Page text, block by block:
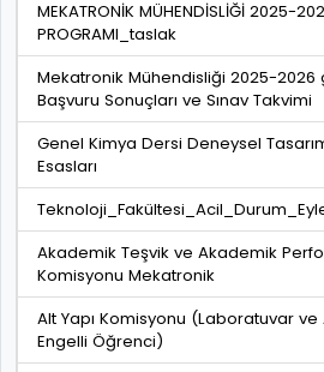
MEKATRONİK MÜHENDİSLİĞİ 2025-
PROGRAMI_taslak
Mekatronik Mühendisliği 2025-2026
Başvuru Sonuçları ve Sınav Takvimi
Genel Kimya Dersi Deneysel
Esasları
Akademik Teşvik ve Akademik
Komisyonu Mekatronik
Alt Yapı Komisyonu (Laboratuvar
Engelli Öğrenci)